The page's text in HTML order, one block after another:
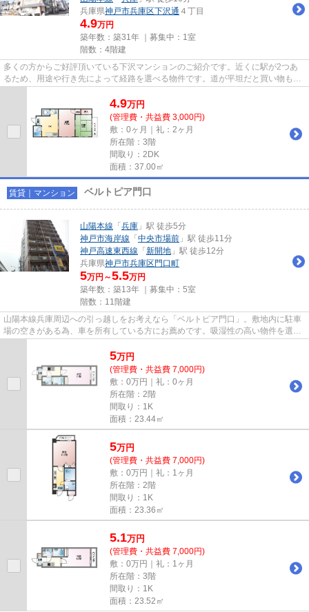
兵庫県神戸市兵庫区下沢通 ４丁目
4.9万円
築年数：築31年 ｜募集中： 1室
階数：4階建
多くの方からご好評頂いている下沢マンションのご紹介です。近くに駅が2つあ
るため、用途や行き先によって経路を選べる物件です。道が平坦だと買い物も快
4.9万円
(管理費・共益費 3,000円)
敷：0ヶ月｜礼：2ヶ月
所在階：3階
間取り：2DK
面積：37.00㎡
賃貸｜マンション ベルトピア門口
山陽本線 「 兵庫 」駅 徒歩5分
神戸市海岸線 「 中央市場前 」駅 徒歩11分
神戸高速東西線 「 新開地 」駅 徒歩12分
兵庫県神戸市兵庫区門口町
5万円～5.5万円
築年数：築13年 ｜募集中： 5室
階数：11階建
山陽本線兵庫周辺への引っ越しをお考えなら「ベルトピア門口」。敷地内に駐車
場の空きがある為、車を所有している方にお薦めです。吸湿性の高い物件を選ぶ
5万円
(管理費・共益費 7,000円)
敷：0万円｜礼：0ヶ月
所在階：2階
間取り：1K
面積：23.44㎡
5万円
(管理費・共益費 7,000円)
敷：0万円｜礼：1ヶ月
所在階：2階
間取り：1K
面積：23.36㎡
5.1万円
(管理費・共益費 7,000円)
敷：0万円｜礼：1ヶ月
所在階：3階
間取り：1K
面積：23.52㎡